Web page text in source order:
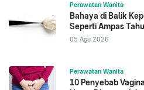
Perawatan Wanita
Bahaya di Balik
Seperti Ampas Tahu
05 Agu 2026
Perawatan Wanita
10 Penyebab